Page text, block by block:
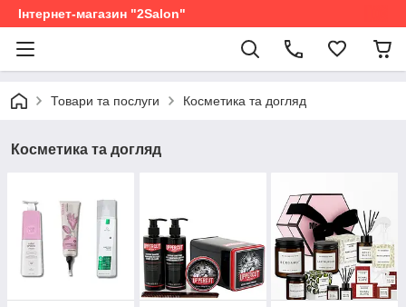
Інтернет-магазин "2Salon"
Товари та послуги Косметика та догляд
Косметика та догляд